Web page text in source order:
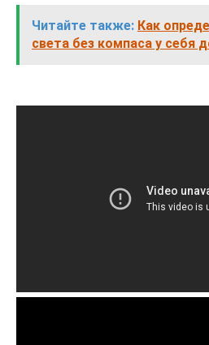
Читайте также: Как
света без компаса у себя